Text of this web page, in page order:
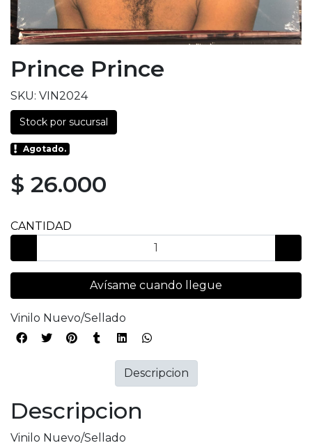
Prince Prince
SKU: VIN2024
Stock por sucursal
Agotado.
$ 26.000
CANTIDAD
Avísame cuando llegue
Vinilo Nuevo/Sellado
Descripcion
Vinilo Nuevo/Sellado
Descripcion